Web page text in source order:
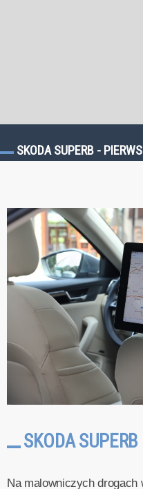
SKODA SUPERB -
SKODA SUPERB
Na malowniczych drogach